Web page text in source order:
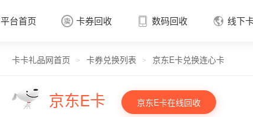
平台首页  卡券回收
 卡券回收
 数码回收  线下
卡卡礼品网首页 > 卡券兑换列表 > 京东E卡兑换连心卡
京东E卡 京东E卡在线回收